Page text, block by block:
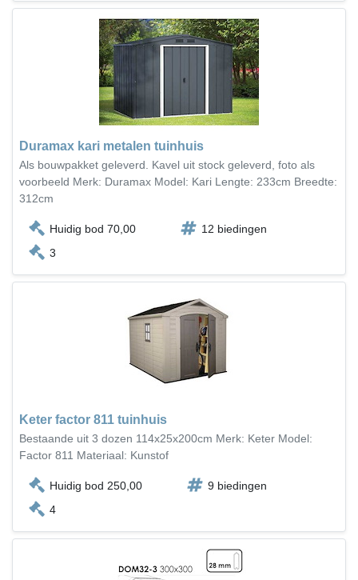
Duramax kari metalen tuinhuis
Als bouwpakket geleverd. Kavel uit stock geleverd, foto als
voorbeeld Merk: Duramax Model: Kari Lengte: 233cm Breedte:
312cm
Huidig bod 70,00
12 biedingen
3
Keter factor 811 tuinhuis
Bestaande uit 3 dozen 114x25x200cm Merk: Keter Model:
Factor 811 Materiaal: Kunstof
Huidig bod 250,00
9 biedingen
4